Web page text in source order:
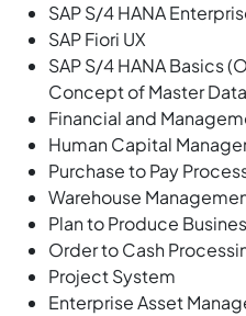
SAP S/4 HANA
SAP Fiori UX
SAP S/4 HANA Basics
Concept of Master
Financial and
Human Capital
Purchase to Pay
Warehouse
Plan to Produce
Order to Cash
Project System
Enterprise Asset